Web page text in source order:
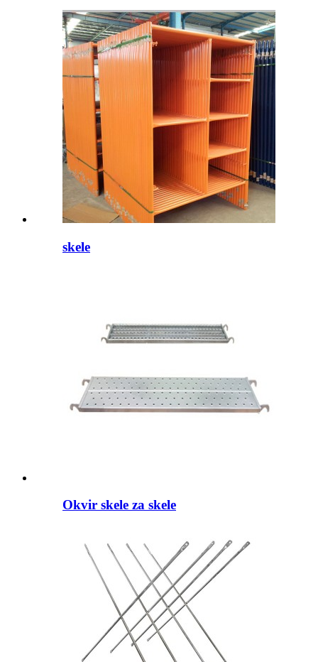
skele
Okvir skele za skele